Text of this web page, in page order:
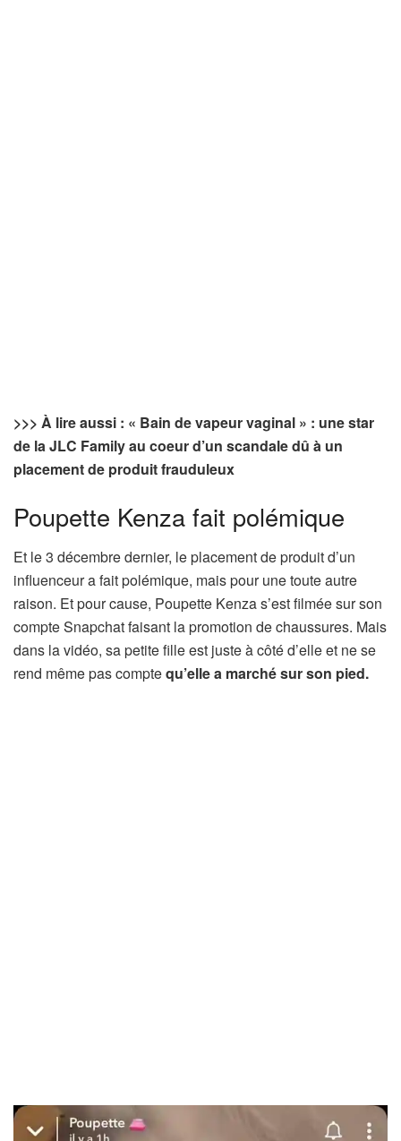
>>> À lire aussi : « Bain de vapeur vaginal » : une star
de la JLC Family au coeur d’un scandale dû à un
placement de produit frauduleux
Poupette Kenza fait polémique
Et le 3 décembre dernier, le placement de produit d’un
influenceur a fait polémique, mais pour une toute autre
raison. Et pour cause, Poupette Kenza s’est filmée sur son
compte Snapchat faisant la promotion de chaussures. Mais
dans la vidéo, sa petite fille est juste à côté d’elle et ne se
rend même pas comptequ’elle a marché sur son pied.